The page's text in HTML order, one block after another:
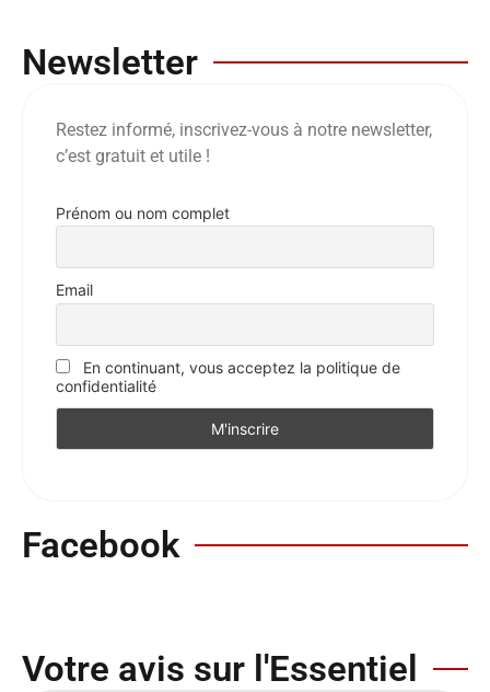
Newsletter
Restez informé, inscrivez-vous à notre newsletter,
c’est gratuit et utile !
Prénom ou nom complet
Email
En continuant, vous acceptez la politique de
confidentialité
Facebook
Votre avis sur l'Essentiel